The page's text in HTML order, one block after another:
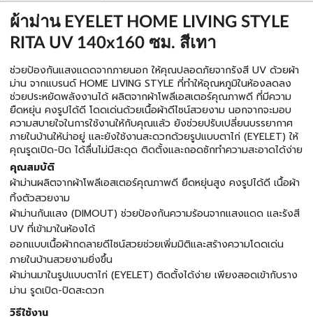
ผ้าม่าน EYELET HOME LIVING STYLE
RITA UV 140x160 ซม. สีเทา
ช่วยป้องกันแสงแดดจากภายนอก ให้คุณปลอดภัยจากรังสี UV ด้วยผ้า
ม่าน จากแบรนด์ HOME LIVING STYLE ที่ทำให้อุณหภูมิในห้องลดลง
ช่วยประหยัดพลังงานได้ ผลิตจากผ้าโพลีเอสเตอร์คุณภาพดี ที่มีความ
ยืดหยุ่น คงรูปได้ดี โดดเด่นด้วยเนื้อผ้าดีไซน์สวยงาม นอกจากจะมอบ
ความสบายใจในการใช้งานให้กับคุณแล้ว ยังช่วยปรับเปลี่ยนบรรยากาศ
ภายในบ้านให้น่าอยู่ และยังใช้งานสะดวกด้วยรูปแบบตาไก่ (EYELET) ให้
คุณรูดเปิด-ปิด ได้ลื่นไม่มีสะดุด ติดตั้งและถอดซักทำความสะอาดได้ง่าย
คุณสมบัติ
ผ้าม่านผลิตจากผ้าโพลีเอสเตอร์คุณภาพดี ยืดหยุ่นสูง คงรูปได้ดี เนื้อผ้า
ทิ้งตัวสวยงาม
ผ้าม่านกันแสง (DIMOUT) ช่วยป้องกันความร้อนจากแสงแดด และรังสี
UV ที่เข้ามาในห้องได้
ออกแบบเนื้อผ้ากดลายดีไซน์สวยช่วยเพิ่มมิติและสร้างความโดดเด่น
ภายในบ้านสวยงามยิ่งขึ้น
ผ้าม่านมาในรูปแบบตาไก่ (EYELET) ติดตั้งได้ง่าย เพียงสอดเข้ากับราง
ม่าน รูดเปิด-ปิดสะดวก
วิธีใช้งาน